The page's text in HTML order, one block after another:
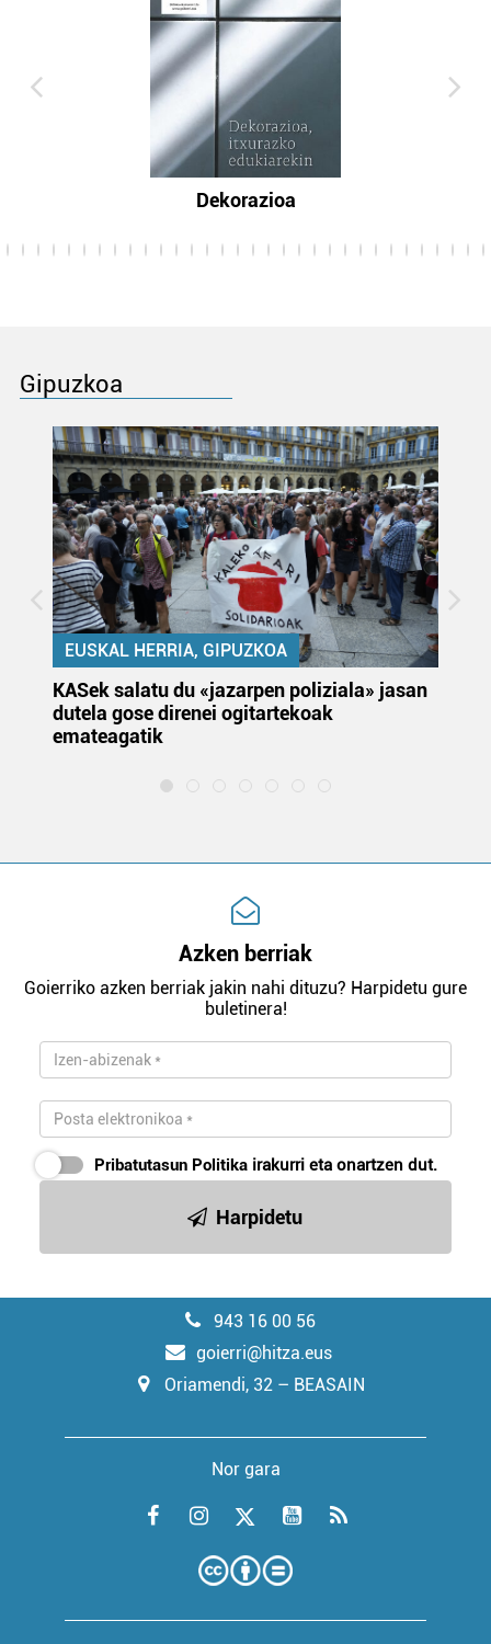
Dekorazioa
Gipuzkoa
EUSKAL HERRIA, GIPUZKOA
KASek salatu du «jazarpen poliziala» jasan
dutela gose direnei ogitartekoak
emateagatik
Azken berriak
Goierriko azken berriak jakin nahi dituzu? Harpidetu gure
buletinera!
Pribatutasun Politika irakurri eta onartzen dut.
Harpidetu
943 16 00 56
goierri@hitza.eus
Oriamendi, 32 – BEASAIN
Nor gara